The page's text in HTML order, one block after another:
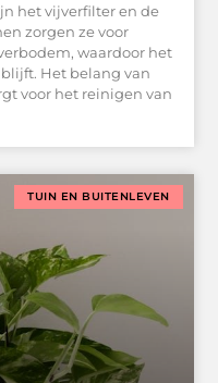
het vijverfilter en de
zorgen ze voor
waardoor het
Het belang van
voor het reinigen van
TUIN EN BUITENLEVEN